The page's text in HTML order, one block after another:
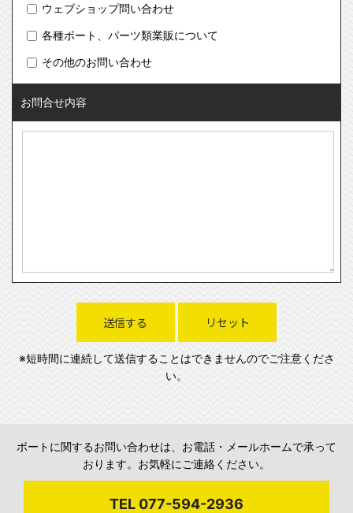
ウェブショップ問い合わせ
各種ボート、パーツ類業販について
その他のお問い合わせ
お問合せ内容
送信する リセット
※短時間に連続して送信することはできませんのでご注意くださ
い。
ボートに関するお問い合わせは、お電話・メールホームで承って
おります。お気軽にご連絡ください。
TEL 077-594-2936